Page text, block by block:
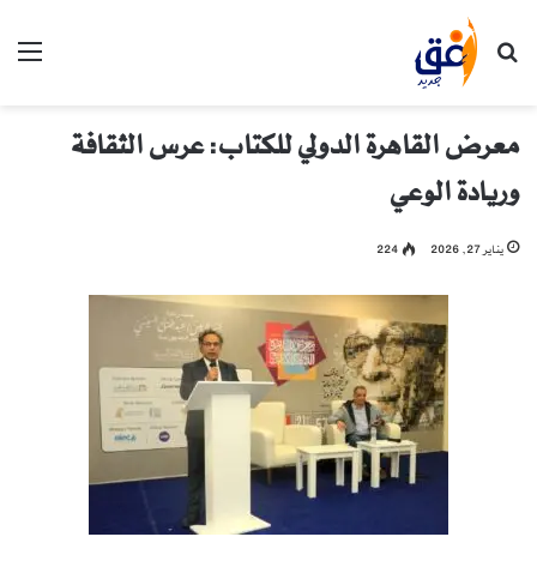
بحث عن
معرض القاهرة الدولي للكتاب: عرس الثقافة
وريادة الوعي
يناير 27, 2026 224